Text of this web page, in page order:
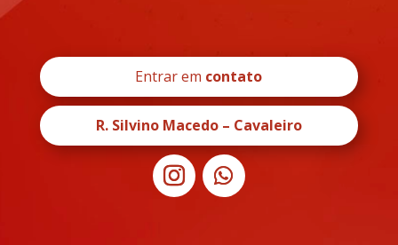
Entrar em contato
R. Silvino Macedo – Cavaleiro